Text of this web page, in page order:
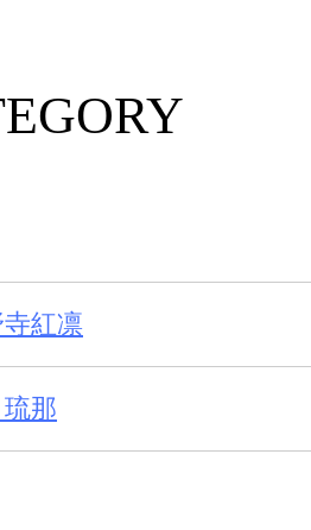
紅凛
那